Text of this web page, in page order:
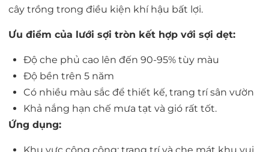
cây trồng trong điều kiện khí hậu bất lợi.
Ưu điểm của lưới sợi tròn kết hợp với sợi dẹt:
Độ che phủ cao lên đến 90-95% tùy màu
Độ bền trên 5 năm
Có nhiều màu sắc để thiết kế, trang trí sân vườn
Khả nắng hạn chế mưa tạt và gió rất tốt.
Ứng dụng: